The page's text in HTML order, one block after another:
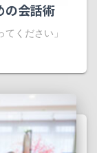
の会話術
ください」